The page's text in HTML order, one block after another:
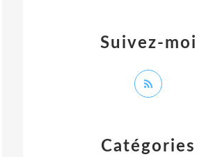
Catégories
Suivez-moi